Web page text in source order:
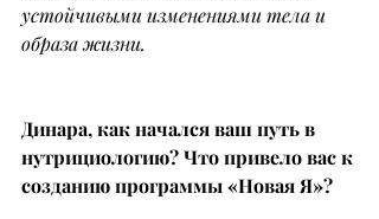
устойчивыми изменениями тела и
образа жизни.
Динара, как начался ваш путь в
нутрициологию? Что привело вас к
созданию программы «Новая Я»?